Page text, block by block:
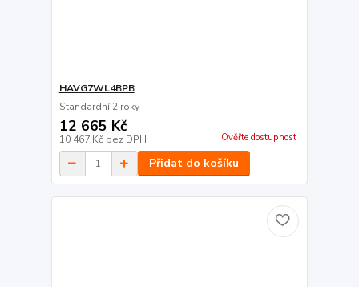
HAVG7WL4BPB
Standardní 2 roky
12 665 Kč
10 467 Kč bez DPH Ověřte dostupnost
Přidat do košíku